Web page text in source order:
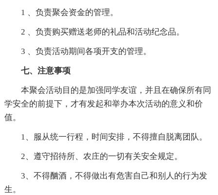
1 、负责聚会资金的管理。
2 、负责购买赠送老师的礼品和活动纪念品。
3 、负责活动期间各项开支的管理。
七、注意事项
本聚会活动目的是加强同学友谊，并且在确保所有同
学安全的前提下，才有发起和举办本次活动的意义和价
值。
1、服从统一行程，时间安排，不得擅自脱离团队。
2、遵守招待所、农庄的一切有关安全规定。
3、不得酗酒，不得做出有危害自己和别人的行为发
生。